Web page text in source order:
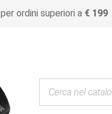
per ordini superiori a € 199